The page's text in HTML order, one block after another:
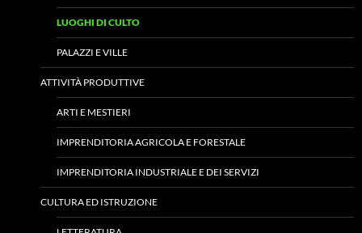
LUOGHI DI CULTO
PALAZZI E VILLE
ATTIVITÀ PRODUTTIVE
ARTI E MESTIERI
IMPRENDITORIA AGRICOLA E FORESTALE
IMPRENDITORIA INDUSTRIALE E DEI SERVIZI
CULTURA ED ISTRUZIONE